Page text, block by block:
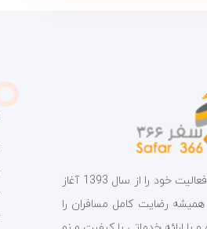
آژانس هواپیمایی سفر 366 فعالیت خود را از سال 1393 آغاز
رضایت کامل مسافران را